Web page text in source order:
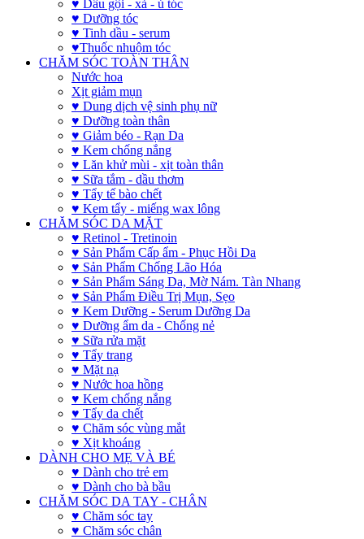
♥ Dầu gội - xả - ủ tóc
♥ Dưỡng tóc
♥ Tinh dầu - serum
♥Thuốc nhuộm tóc
CHĂM SÓC TOÀN THÂN
Nước hoa
Xịt giảm mụn
♥ Dung dịch vệ sinh phụ nữ
♥ Dưỡng toàn thân
♥ Giảm béo - Rạn Da
♥ Kem chống nắng
♥ Lăn khử mùi - xịt toàn thân
♥ Sữa tắm - dầu thơm
♥ Tẩy tế bào chết
♥ Kem tẩy - miếng wax lông
CHĂM SÓC DA MẶT
♥ Retinol - Tretinoin
♥ Sản Phẩm Cấp ẩm - Phục Hồi Da
♥ Sản Phẩm Chống Lão Hóa
♥ Sản Phẩm Sáng Da, Mờ Nám. Tàn Nhang
♥ Sản Phẩm Điều Trị Mụn, Sẹo
♥ Kem Dưỡng - Serum Dưỡng Da
♥ Dưỡng ẩm da - Chống nẻ
♥ Sữa rửa mặt
♥ Tẩy trang
♥ Mặt nạ
♥ Nước hoa hồng
♥ Kem chống nắng
♥ Tẩy da chết
♥ Chăm sóc vùng mắt
♥ Xịt khoáng
DÀNH CHO MẸ VÀ BÉ
♥ Dành cho trẻ em
♥ Dành cho bà bầu
CHĂM SÓC DA TAY - CHÂN
♥ Chăm sóc tay
♥ Chăm sóc chân